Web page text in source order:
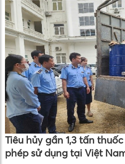
Tiêu hủy gần 1,3 tấn
phép sử dụng tại Việt